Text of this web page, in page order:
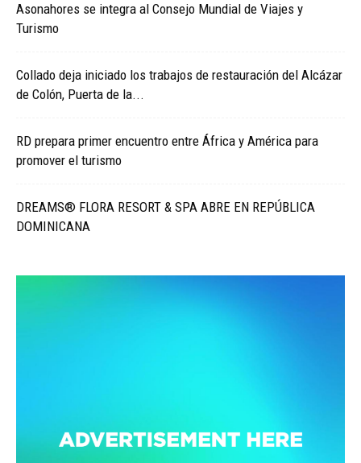
Asonahores se integra al Consejo Mundial de Viajes y
Turismo
Collado deja iniciado los trabajos de restauración del Alcázar
de Colón, Puerta de la...
RD prepara primer encuentro entre África y América para
promover el turismo
DREAMS® FLORA RESORT & SPA ABRE EN REPÚBLICA
DOMINICANA